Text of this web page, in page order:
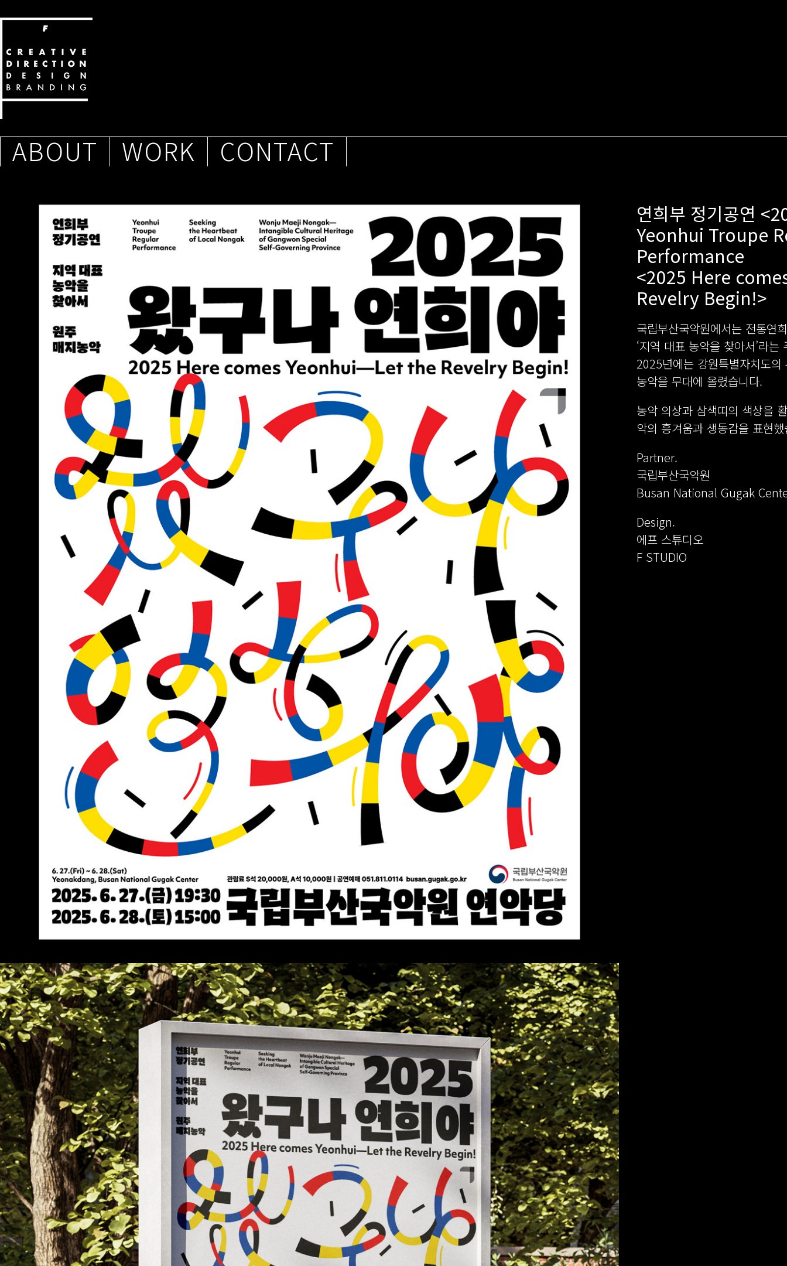
ABOUT WORK CONTACT
연희부 정기공연
Yeonhui Troupe
Performance
<2025 Here
Revelry Begin!>
국립부산국악원에서는 전통연
‘지역 대표 농악을 찾아서’라
2025년에는 강원특별자치도
농악을 무대에 올렸습니다.
농악 의상과 삼색띠의 색상을
악의 흥겨움과 생동감을 표현
Partner.
국립부산국악원
Busan National Gugak
Design.
에프 스튜디오
F STUDIO